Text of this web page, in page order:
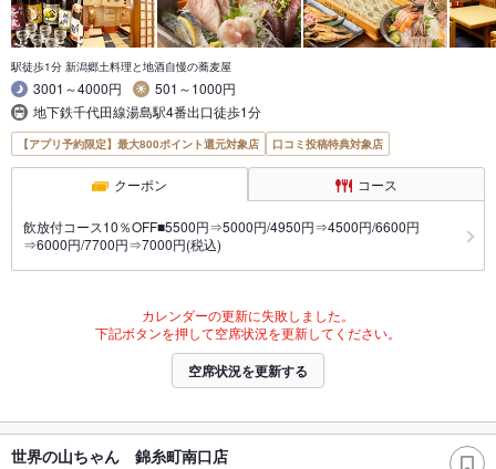
駅徒歩1分 新潟郷土料理と地酒自慢の蕎麦屋
3001～4000円
501～1000円
地下鉄千代田線湯島駅4番出口徒歩1分
【アプリ予約限定】最大800ポイント還元対象店 口コミ投稿特典対象店
クーポン コース
飲放付コース10％OFF■5500円⇒5000円/4950円⇒4500円/6600円
⇒6000円/7700円⇒7000円(税込)
カレンダーの更新に失敗しました。
下記ボタンを押して空席状況を更新してください。
空席状況を更新する
世界の山ちゃん 錦糸町南口店